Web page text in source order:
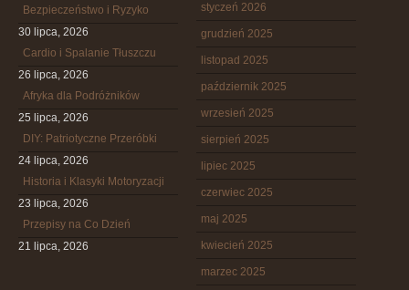
Bezpieczeństwo i Ryzyko
30 lipca, 2026
Cardio i Spalanie Tłuszczu
26 lipca, 2026
Afryka dla Podróżników
25 lipca, 2026
DIY: Patriotyczne Przeróbki
24 lipca, 2026
Historia i Klasyki Motoryzacji
23 lipca, 2026
Przepisy na Co Dzień
21 lipca, 2026
styczeń 2026
grudzień 2025
listopad 2025
październik 2025
wrzesień 2025
sierpień 2025
lipiec 2025
czerwiec 2025
maj 2025
kwiecień 2025
marzec 2025